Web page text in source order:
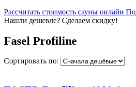
Рассчитать стоимость сауны онлайн
Нашли дешевле? Сделаем скидку!
Fasel Profiline
Сортировать по: